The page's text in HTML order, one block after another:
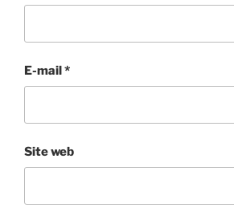
E-mail*
Site web